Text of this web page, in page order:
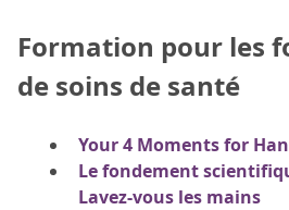
Formation pour les
de soins de santé
Your 4 Moments for
Le fondement
Lavez-vous les mains